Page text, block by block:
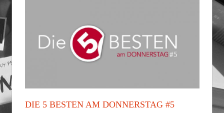
DIE 5 BESTEN AM DONNERSTAG #5